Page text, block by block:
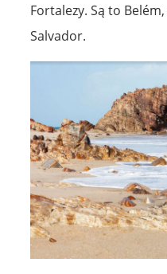
Fortalezy. Są to
Salvador.